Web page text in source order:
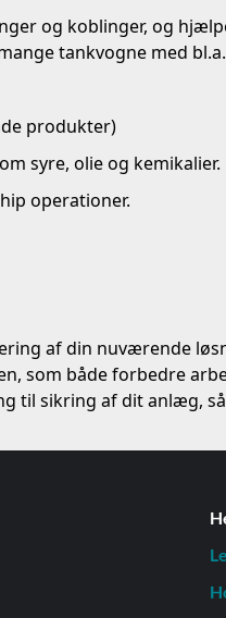
og koblinger, og
tankvogne med
produkter)
syre, olie og kemikalier.
operationer.
af din nuværende
som både forbedre
til sikring af dit anlæg,